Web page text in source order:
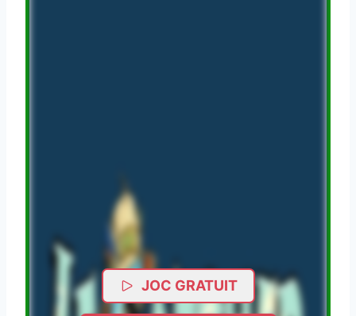
JOC GRATUIT